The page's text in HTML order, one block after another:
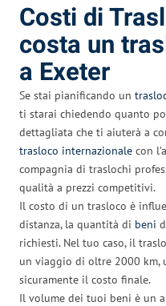
Costi di
costa un
a Exeter
Se stai pianificando un
ti starai chiedendo quanto
dettagliata che ti aiuterà a
trasloco internazionale con
compagnia di traslochi
qualità a prezzi competitivi.
Il costo di un trasloco è
distanza, la quantità di beni
richiesti. Nel tuo caso, il
un viaggio di oltre 2000 km,
sicuramente il costo finale.
Il volume dei tuoi beni è un